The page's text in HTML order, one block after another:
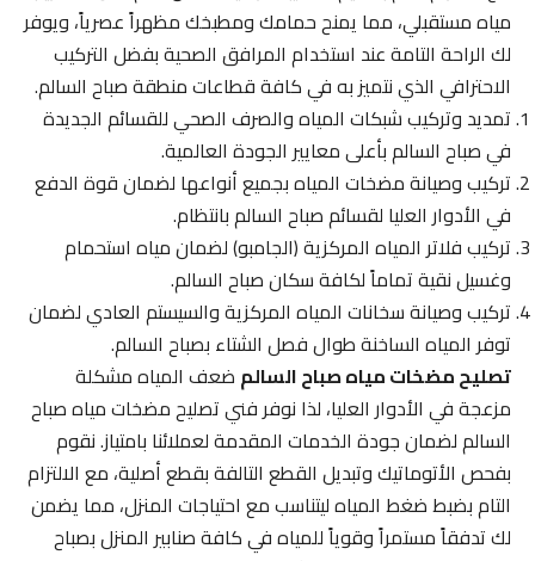
مياه مستقبلي، مما يمنح حمامك ومطبخك مظهراً عصرياً، ويوفر
لك الراحة التامة عند استخدام المرافق الصحية بفضل التركيب
الاحترافي الذي نتميز به في كافة قطاعات منطقة صباح السالم.
تمديد وتركيب شبكات المياه والصرف الصحي للقسائم الجديدة
في صباح السالم بأعلى معايير الجودة العالمية.
تركيب وصيانة مضخات المياه بجميع أنواعها لضمان قوة الدفع
في الأدوار العليا لقسائم صباح السالم بانتظام.
تركيب فلاتر المياه المركزية (الجامبو) لضمان مياه استحمام
وغسيل نقية تماماً لكافة سكان صباح السالم.
تركيب وصيانة سخانات المياه المركزية والسيستم العادي لضمان
توفر المياه الساخنة طوال فصل الشتاء بصباح السالم.
تصليح مضخات مياه صباح السالمضعف المياه مشكلة
مزعجة في الأدوار العليا، لذا نوفر فني تصليح مضخات مياه صباح
السالم لضمان جودة الخدمات المقدمة لعملائنا بامتياز. نقوم
بفحص الأتوماتيك وتبديل القطع التالفة بقطع أصلية، مع الالتزام
التام بضبط ضغط المياه ليتناسب مع احتياجات المنزل، مما يضمن
لك تدفقاً مستمراً وقوياً للمياه في كافة صنابير المنزل بصباح